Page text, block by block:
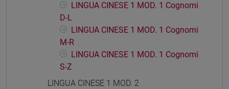
LINGUA CINESE 1 MOD. 1 Cognomi
D-L
LINGUA CINESE 1 MOD. 1 Cognomi
M-R
LINGUA CINESE 1 MOD. 1 Cognomi
S-Z
LINGUA CINESE 1 MOD. 2